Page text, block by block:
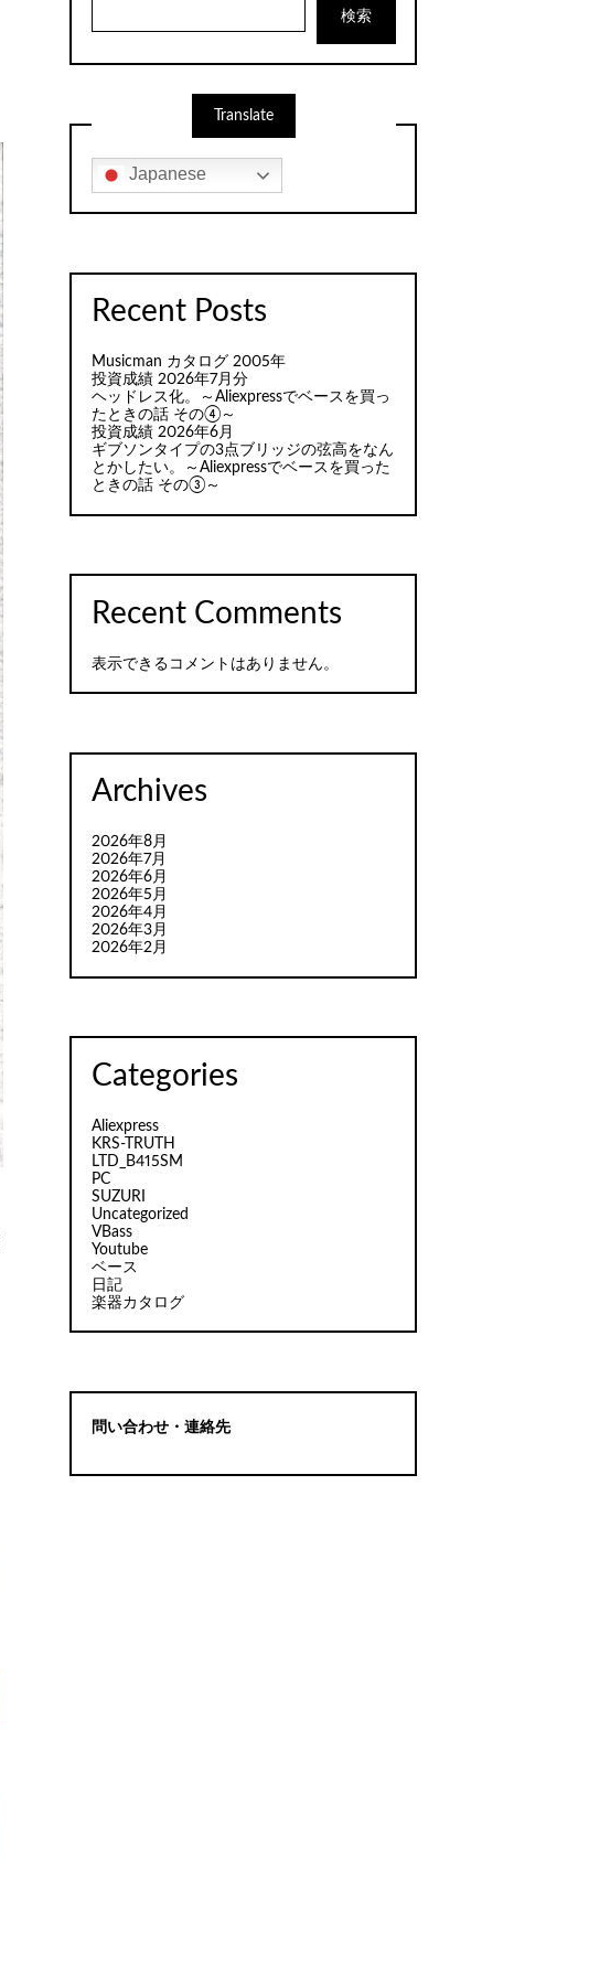
検索
Translate
Japanese
Recent Posts
Musicman カタログ 2005年
投資成績 2026年7月分
ヘッドレス化。～Aliexpressでベースを買っ
たときの話 その④～
投資成績 2026年6月
ギブソンタイプの3点ブリッジの弦高をなん
とかしたい。～Aliexpressでベースを買った
ときの話 その③～
Recent Comments
表示できるコメントはありません。
Archives
2026年8月
2026年7月
2026年6月
2026年5月
2026年4月
2026年3月
2026年2月
Categories
Aliexpress
KRS-TRUTH
LTD_B415SM
PC
SUZURI
Uncategorized
VBass
Youtube
ベース
日記
楽器カタログ
問い合わせ・連絡先